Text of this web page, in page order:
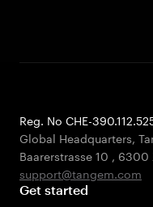
Reg. No CHE-
Global Headquarters,
Baarerstrasse 10 , 6300
support@tangem.com
Get started